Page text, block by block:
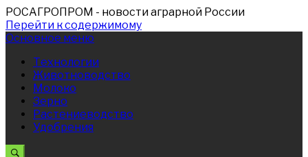
РОСАГРОПРОМ - новости аграрной России
Перейти к содержимому
Основное меню
Технологии
Животноводство
Молоко
Зерно
Растениеводство
Удобрения